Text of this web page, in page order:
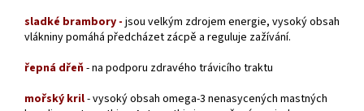
sladké brambory - jsou velkým zdrojem energie, vysoký obsah
vlákniny pomáhá předcházet zácpě a reguluje zažívání.
řepná dřeň- na podporu zdravého trávicího traktu
mořský kril- vysoký obsah omega-3 nenasycených mastných